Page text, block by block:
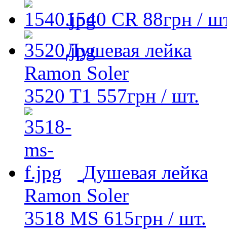
1540 CR 88грн /
Душевая лейка
Ramon Soler
3520 T1 557грн / шт.
Душевая лейка
Ramon Soler
3518 MS 615грн / шт.